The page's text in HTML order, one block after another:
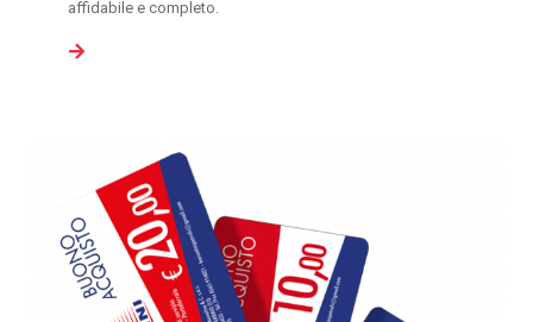
affidabile e completo.